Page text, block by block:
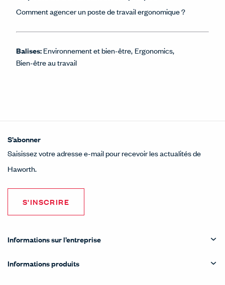
Comment agencer un poste de travail ergonomique ?
Balises:Environnement et bien-être Ergonomics
Bien-être au travail
S’abonner
Saisissez votre adresse e-mail pour recevoir les actualités de
Haworth.
S'INSCRIRE
Informations sur l’entreprise
Informations produits